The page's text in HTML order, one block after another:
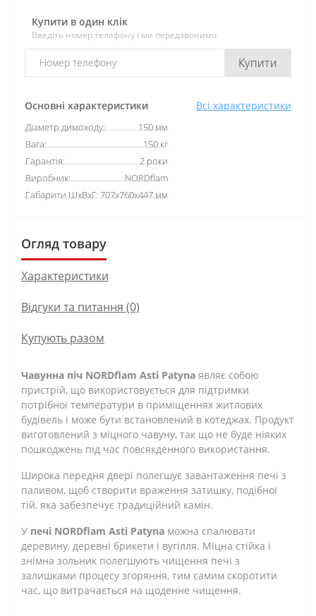
Основні характеристики Всі характеристики
Діаметр димоходу:
150 мм
Вага:
150 кг
Гарантія:
2 роки
Виробник:
NORDflam
Габарити ШхВхГ:707х760х447 мм
Купити в один клік
Введіть номер телефону і ми передзвонимо
Купити
Огляд товару
Характеристики
Відгуки та питання (0)
Купують разом
Чавунна піч NORDflam Asti Patyna являє собою
пристрій, що використовується для підтримки
потрібної температури в приміщеннях житлових
будівель і може бути встановлений в котеджах. Продукт
виготовлений з міцного чавуну, так що не буде ніяких
пошкоджень під час повсякденного використання.
Широка передня двері полегшує завантаження печі з
паливом, щоб створити враження затишку, подібної
тій, яка забезпечує традиційний камін.
У печі NORDflam Asti Patyna можна спалювати
деревину, деревні брикети і вугілля. Міцна стійка і
знімна зольник полегшують чищення печі з
залишками процесу згоряння, тим самим скоротити
час, що витрачається на щоденне чищення.